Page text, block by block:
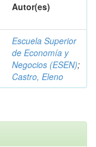
Autor(es)
Escuela Superior
de Economía y
Negocios (ESEN);
Castro, Eleno